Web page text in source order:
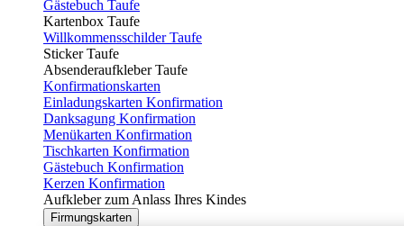
Gästebuch Taufe
Kartenbox Taufe
Willkommensschilder Taufe
Sticker Taufe
Absenderaufkleber Taufe
Konfirmationskarten
Einladungskarten Konfirmation
Danksagung Konfirmation
Menükarten Konfirmation
Tischkarten Konfirmation
Gästebuch Konfirmation
Kerzen Konfirmation
Aufkleber zum Anlass Ihres Kindes
Firmungskarten